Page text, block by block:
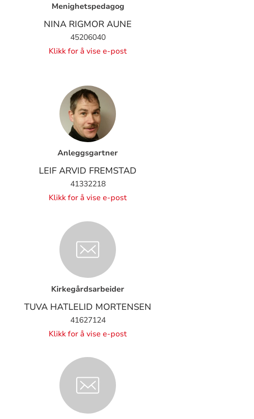
Menighetspedagog
NINA RIGMOR AUNE
45206040
Klikk for å vise e-post
Anleggsgartner
LEIF ARVID FREMSTAD
41332218
Klikk for å vise e-post
Kirkegårdsarbeider
TUVA HATLELID MORTENSEN
41627124
Klikk for å vise e-post